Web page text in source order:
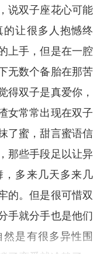
说双子座花心可能
的让很多人抱憾终
上手，但是在一腔
无数个备胎在那苦
得双子是真爱你，
女常常出现在双子
了蜜，甜言蜜语信
那些手段足以让异
多来几天多来几
的。但是很可惜双
手就分手也是他们
是有很多异性围